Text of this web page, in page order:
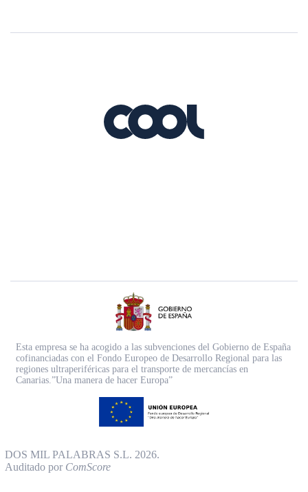
Esta empresa se ha acogido a las subvenciones del Gobierno de España
cofinanciadas con el Fondo Europeo de Desarrollo Regional para las
regiones ultraperiféricas para el transporte de mercancías en
Canarias.”Una manera de hacer Europa”
DOS MIL PALABRAS S.L. 2026.
Auditado por ComScore